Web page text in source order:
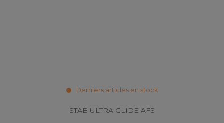
Derniers articles en stock
STAB ULTRA GLIDE AFS